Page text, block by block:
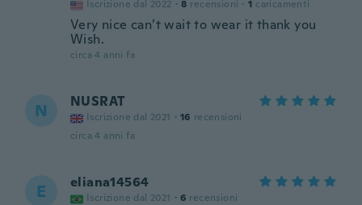
Iscrizione dal 2022 · 8 recensioni · 1 caricamenti
Very nice can’t wait to wear it thank you
Wish.
circa 4 anni fa
N NUSRAT
Iscrizione dal 2021 · 16 recensioni
circa 4 anni fa
E eliana14564
Iscrizione dal 2021 · 6 recensioni